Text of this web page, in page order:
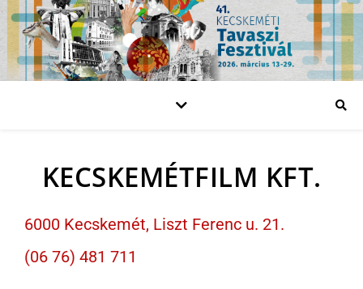
KECSKEMÉTFILM KFT.
6000 Kecskemét, Liszt Ferenc u. 21.
(06 76) 481 711